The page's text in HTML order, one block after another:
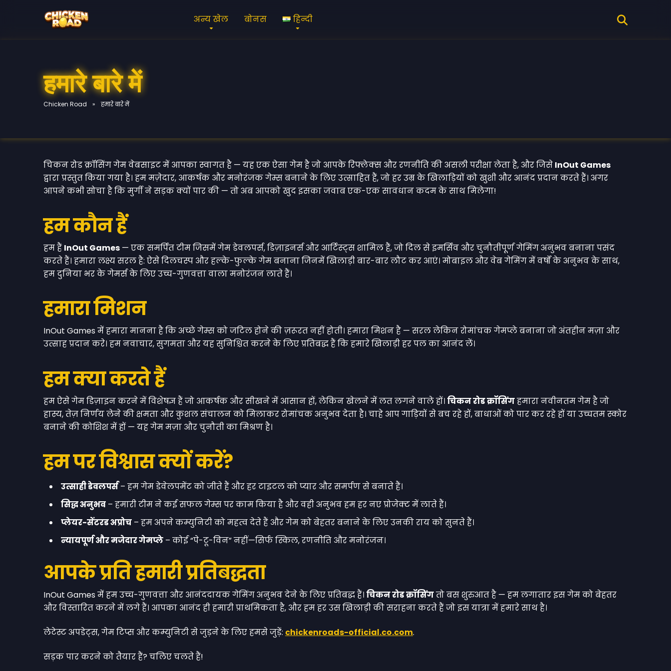
अन्य खेल बोनस हिन्दी
हमारे बारे में
Chicken Road » हमारे बारे में
चिकन रोड क्रॉसिंग गेम वेबसाइट में आपका स्वागत है — यह एक ऐसा गेम है जो आपके रिफ्लेक्स और रणनीति की असली परीक्षा लेता है, और जिसे InOut Games
द्वारा प्रस्तुत किया गया है। हम मज़ेदार, आकर्षक और मनोरंजक गेम्स बनाने के लिए उत्साहित हैं, जो हर उम्र के खिलाड़ियों को खुशी और आनंद प्रदान करते हैं। अगर
आपने कभी सोचा है कि मुर्गी ने सड़क क्यों पार की — तो अब आपको खुद इसका जवाब एक-एक सावधान कदम के साथ मिलेगा!
हम कौन हैं
हम हैं InOut Games — एक समर्पित टीम जिसमें गेम डेवलपर्स, डिज़ाइनर्स और आर्टिस्ट्स शामिल हैं, जो दिल से इमर्सिव और चुनौतीपूर्ण गेमिंग अनुभव बनाना पसंद
करते हैं। हमारा लक्ष्य सरल है: ऐसे दिलचस्प और हल्के-फुल्के गेम बनाना जिनमें खिलाड़ी बार-बार लौट कर आएं। मोबाइल और वेब गेमिंग में वर्षों के अनुभव के साथ,
हम दुनिया भर के गेमर्स के लिए उच्च-गुणवत्ता वाला मनोरंजन लाते हैं।
हमारा मिशन
InOut Games में हमारा मानना है कि अच्छे गेम्स को जटिल होने की ज़रूरत नहीं होती। हमारा मिशन है — सरल लेकिन रोमांचक गेमप्ले बनाना जो अंतहीन मज़ा और
उत्साह प्रदान करे। हम नवाचार, सुगमता और यह सुनिश्चित करने के लिए प्रतिबद्ध हैं कि हमारे खिलाड़ी हर पल का आनंद लें।
हम क्या करते हैं
हम ऐसे गेम डिज़ाइन करने में विशेषज्ञ हैं जो आकर्षक और सीखने में आसान हों, लेकिन खेलने में लत लगने वाले हों। चिकन रोड क्रॉसिंगहमारा नवीनतम गेम है जो
हास्य, तेज़ निर्णय लेने की क्षमता और कुशल संचालन को मिलाकर रोमांचक अनुभव देता है। चाहे आप गाड़ियों से बच रहे हों, बाधाओं को पार कर रहे हों या उच्चतम स्कोर
बनाने की कोशिश में हों — यह गेम मज़ा और चुनौती का मिश्रण है।
हम पर विश्वास क्यों करें?
उत्साही डेवलपर्स– हम गेम डेवेलपमेंट को जीते हैं और हर टाइटल को प्यार और समर्पण से बनाते हैं।
सिद्ध अनुभव – हमारी टीम ने कई सफल गेम्स पर काम किया है और वही अनुभव हम हर नए प्रोजेक्ट में लाते हैं।
प्लेयर-सेंटरड अप्रोच – हम अपने कम्युनिटी को महत्व देते हैं और गेम को बेहतर बनाने के लिए उनकी राय को सुनते हैं।
न्यायपूर्ण और मजेदार गेमप्ले – कोई “पे-टू-विन” नहीं—सिर्फ स्किल, रणनीति और मनोरंजन।
आपके प्रति हमारी प्रतिबद्धता
InOut Games में हम उच्च-गुणवत्ता और आनंददायक गेमिंग अनुभव देने के लिए प्रतिबद्ध हैं। चिकन रोड क्रॉसिंगतो बस शुरुआत है — हम लगातार इस गेम को बेहतर
और विस्तारित करने में लगे हैं। आपका आनंद ही हमारी प्राथमिकता है, और हम हर उस खिलाड़ी की सराहना करते हैं जो इस यात्रा में हमारे साथ है।
लेटेस्ट अपडेट्स, गेम टिप्स और कम्युनिटी से जुड़ने के लिए हमसे जुड़ें: chickenroads-official.co.com.
सड़क पार करने को तैयार हैं? चलिए चलते हैं!